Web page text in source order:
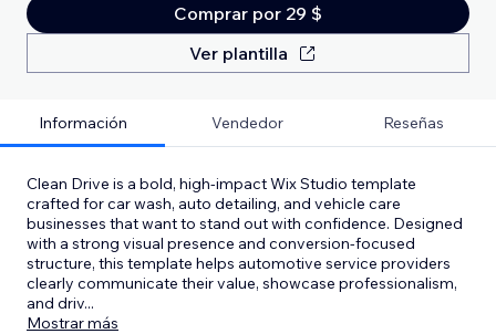
Comprar por 29 $
Ver plantilla
Información Vendedor Reseñas
Clean Drive is a bold, high-impact Wix Studio template
crafted for car wash, auto detailing, and vehicle care
businesses that want to stand out with confidence. Designed
with a strong visual presence and conversion-focused
structure, this template helps automotive service providers
clearly communicate their value, showcase professionalism,
and driv...
Mostrar más